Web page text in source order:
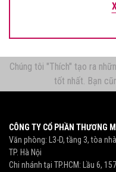
Chúng tôi "Thích" tạo ra
tốt nhất. Bạn
CÔNG TY CỔ PHẦN THƯƠNG
Văn phòng: L3-D, tầng 3, tòa
TP. Hà Nội
Chi nhánh tại TP.HCM: Lầu 6,